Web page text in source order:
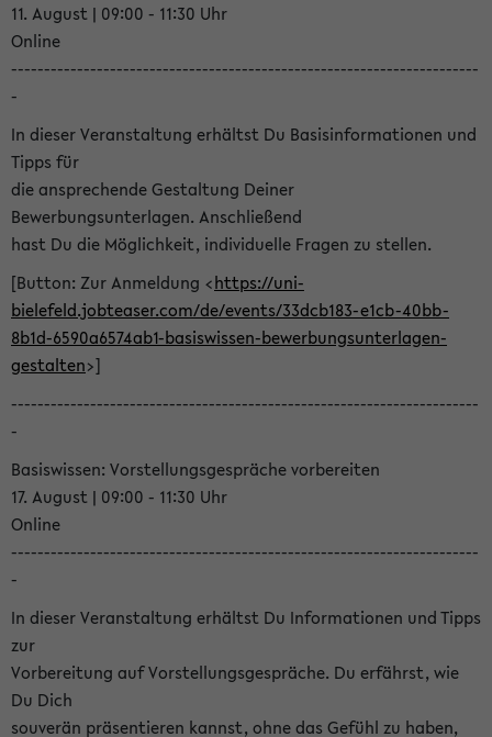
11. August | 09:00 - 11:30 Uhr
Online
-----------------------------------------------------------------------
-
In dieser Veranstaltung erhältst Du Basisinformationen und
Tipps für
die ansprechende Gestaltung Deiner
Bewerbungsunterlagen. Anschließend
hast Du die Möglichkeit, individuelle Fragen zu stellen.
[Button: Zur Anmeldung <https://uni-
bielefeld.jobteaser.com/de/events/33dcb183-e1cb-40bb-
8b1d-6590a6574ab1-basiswissen-bewerbungsunterlagen-
gestalten>]
-----------------------------------------------------------------------
-
Basiswissen: Vorstellungsgespräche vorbereiten
17. August | 09:00 - 11:30 Uhr
Online
-----------------------------------------------------------------------
-
In dieser Veranstaltung erhältst Du Informationen und Tipps
zur
Vorbereitung auf Vorstellungsgespräche. Du erfährst, wie
Du Dich
souverän präsentieren kannst, ohne das Gefühl zu haben,